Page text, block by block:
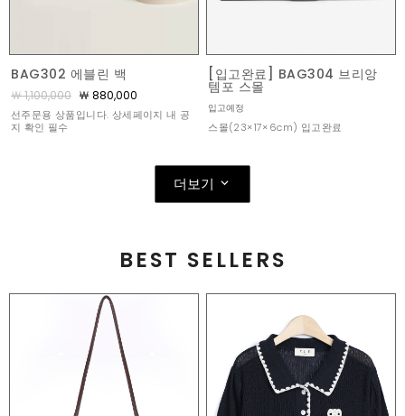
BAG302 에블린 백
￦ 1,100,000 ￦ 880,000
선주문용 상품입니다. 상세페이지 내 공
지 확인 필수
[입고완료] BAG304 브리앙
템포 스몰
입고예정
스몰(23×17×6cm) 입고완료
더보기
BEST SELLERS